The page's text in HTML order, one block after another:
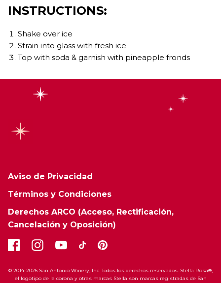
INSTRUCTIONS:
Shake over ice
Strain into glass with fresh ice
Top with soda & garnish with pineapple fronds
Aviso de Privacidad
Términos y Condiciones
Derechos ARCO (Acceso, Rectificación,
Cancelación y Oposición)
© 2014-2026 San Antonio Winery, Inc. Todos los derechos reservados. Stella Rosa®,
el logotipo de la corona y otras marcas Stella son marcas registradas de San